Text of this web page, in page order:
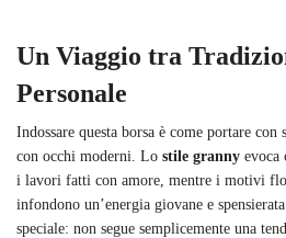
Un Viaggio tra
Personale
Indossare questa borsa è come portare
con occhi moderni. Lo stile granny evoca
i lavori fatti con amore, mentre i motivi
infondono un’energia giovane e
speciale: non segue semplicemente una